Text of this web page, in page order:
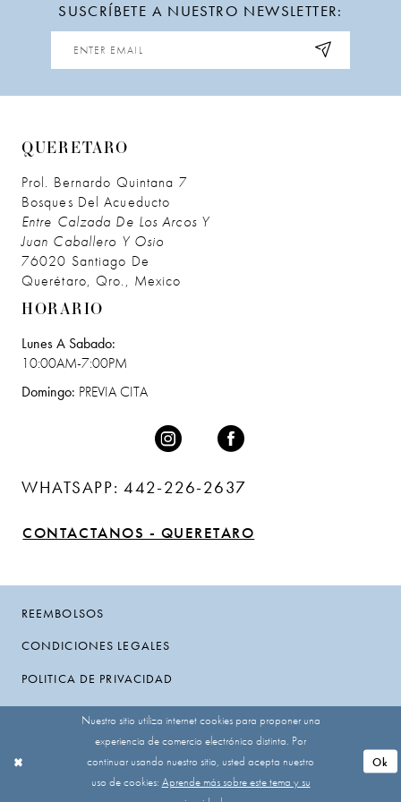
SUSCRÍBETE A NUESTRO NEWSLETTER:
QUERETARO
Prol. Bernardo Quintana 7
Bosques Del Acueducto
Entre Calzada De Los Arcos Y
Juan Caballero Y Osio
76020 Santiago De
Querétaro, Qro., Mexico
HORARIO
Lunes A Sabado:
10:00AM-7:00PM
Domingo: PREVIA CITA
WHATSAPP: 442-226-2637
CONTACTANOS - QUERETARO
REEMBOLSOS
CONDICIONES LEGALES
POLITICA DE PRIVACIDAD
Nuestro sitio utiliza internet cookies para proponer una
experiencia de comercio electrónico distinta. Por
continuar usando nuestro sitio, usted acepta nuestro
uso de cookies: Aprende más sobre este tema y su
Ok